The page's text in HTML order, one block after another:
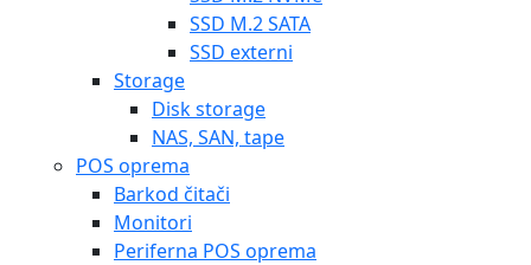
SSD M.2 SATA
SSD externi
Storage
Disk storage
NAS, SAN, tape
POS oprema
Barkod čitači
Monitori
Periferna POS oprema